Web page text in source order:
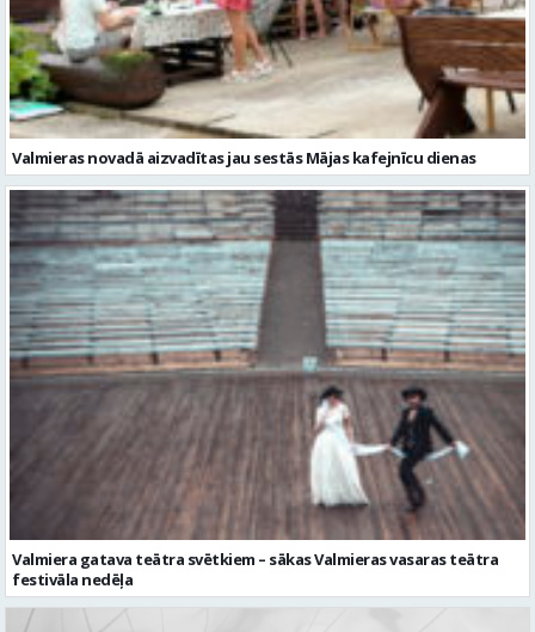
Valmieras novadā aizvadītas jau sestās Mājas kafejnīcu dienas
Valmiera gatava teātra svētkiem – sākas Valmieras vasaras teātra
festivāla nedēļa